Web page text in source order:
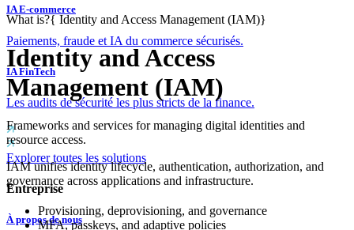
IA E-commerce
Paiements, fraude et IA du commerce sécurisés.
IA FinTech
Les audits de sécurité les plus stricts de la finance.
Explorer toutes les solutions
Entreprise
À propos de nous
What is?{ Identity and Access Management (IAM)}
Identity and Access
Management (IAM)
Frameworks and services for managing digital identities and
resource access.
IAM unifies identity lifecycle, authentication, authorization, and
governance across applications and infrastructure.
Provisioning, deprovisioning, and governance
MFA, passkeys, and adaptive policies